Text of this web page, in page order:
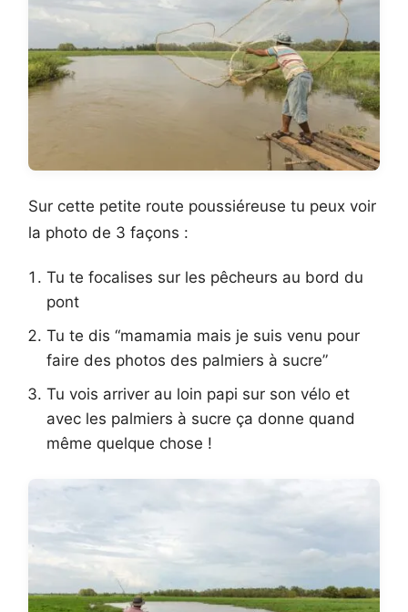
Sur cette petite route poussiéreuse tu peux voir
la photo de 3 façons :
Tu te focalises sur les pêcheurs au bord du
pont
Tu te dis “mamamia mais je suis venu pour
faire des photos des palmiers à sucre”
Tu vois arriver au loin papi sur son vélo et
avec les palmiers à sucre ça donne quand
même quelque chose !